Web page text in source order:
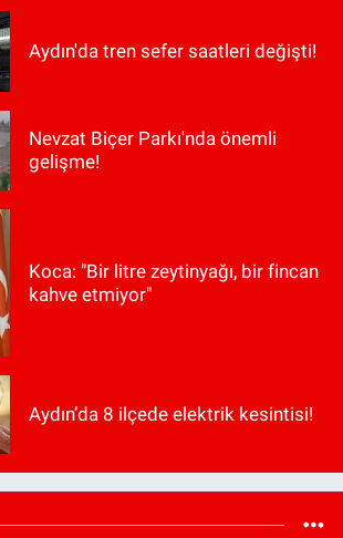
Aydın'da tren sefer saatleri değişti!
Nevzat Biçer Parkı'nda önemli
gelişme!
Koca: "Bir litre zeytinyağı, bir fincan
kahve etmiyor"
Aydın’da 8 ilçede elektrik kesintisi!